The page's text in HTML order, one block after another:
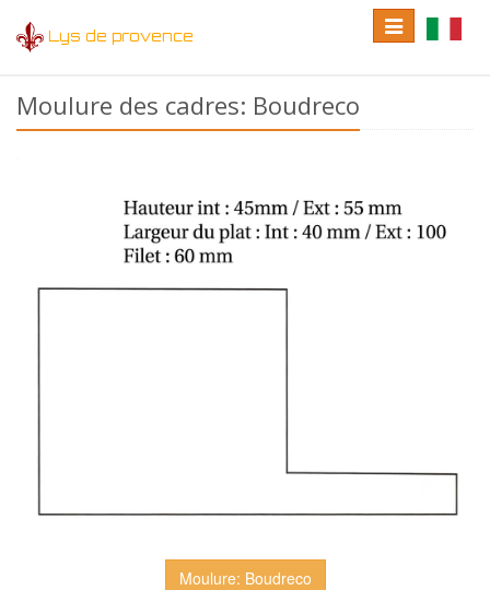
Lys de provence
language
Toggle
navigation
Moulure des cadres: Boudreco
Moulure: Boudreco